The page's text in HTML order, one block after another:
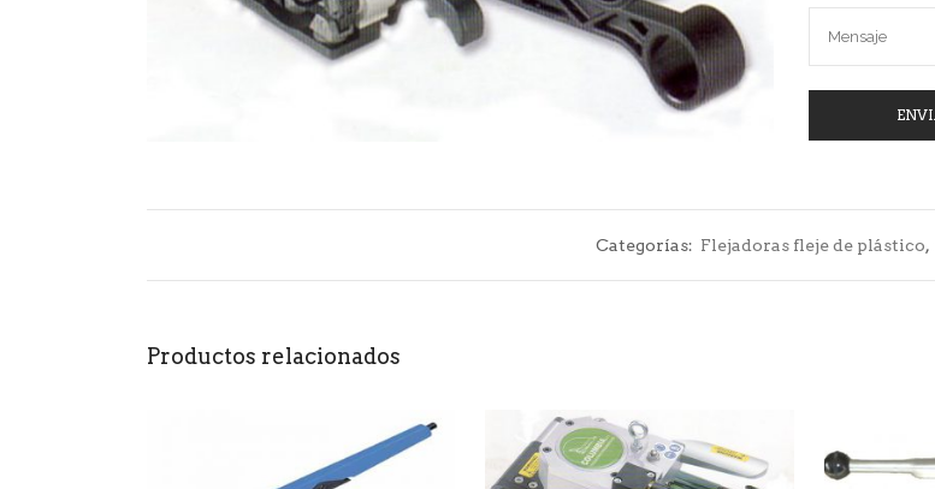
Categorías: Flejadoras fleje de plástico,
Productos relacionados